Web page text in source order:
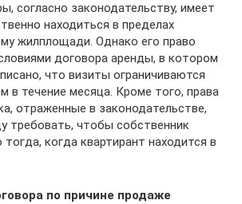
согласно законодательству, имеет
находиться в пределах
жилплощади. Однако его право
договора аренды, в котором
что визиты ограничиваются
в течение месяца. Кроме того, права
отраженные в законодательстве,
требовать, чтобы собственник
когда квартирант находится в
по причине продаже